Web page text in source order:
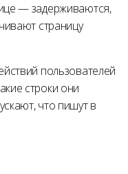
— задерживаются,
страницу
пользователей
строки они
что пишут в